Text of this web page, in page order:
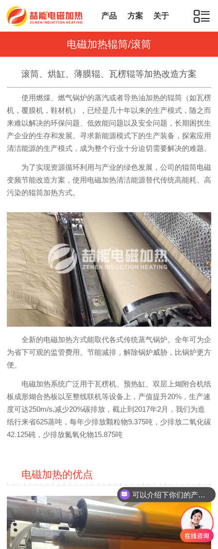
产品 方案 关于
电磁加热辊筒/滚筒
滚筒、烘缸、薄膜辊、瓦楞辊等加热改造方案
使用燃煤、燃气锅炉的蒸汽或者导热油加热的辊筒（如瓦楞
机，覆膜机，鞋材机），已经是几十年以来的生产模式，随之而
来难以解决的环保问题、低效能问题以及安全问题，长期困扰生
产企业的生存和发展。寻求新能源模式下的生产装备，探索应用
清洁能源的生产模式，成为整个行业十分迫切需要解决的难题。
为了实现资源循环利用与产业的绿色发展，公司的辊筒电磁
变频节能改造方案，使用电磁加热清洁能源替代传统高能耗、高
污染的辊筒加热方式。
全新的电磁加热方式能取代各式传统蒸气锅炉。全年可为企
为省下可观的监管费用。节能减排，解除锅炉威胁，比锅炉更方
便。
电磁加热系统广泛用于瓦楞机、预热缸、双层上煳附合机纸
板成形煳合热板以至整线联机等设备上，产值提升20%，生产速
度可达250m/s,减少20%碳排放，截止到2017年2月，我们为造
纸行来省625蒸吨，每年少排放颗粒物9.375吨，少排放二氧化碳
42.125砘，少排放氮氧化物15.875吨
电磁加热的优点
可以介绍下你们的产品么？